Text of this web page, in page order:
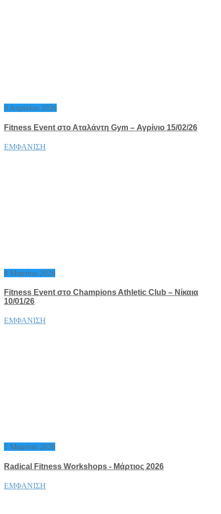
9 Απριλίου 2026
Fitness Event στο Αταλάντη Gym – Αγρίνιο 15/02/26
ΕΜΦΑΝΙΣΗ
8 Μαρτίου 2026
Fitness Event στο Champions Athletic Club – Νίκαια
10/01/26
ΕΜΦΑΝΙΣΗ
1 Μαρτίου 2026
Radical Fitness Workshops - Μάρτιος 2026
ΕΜΦΑΝΙΣΗ